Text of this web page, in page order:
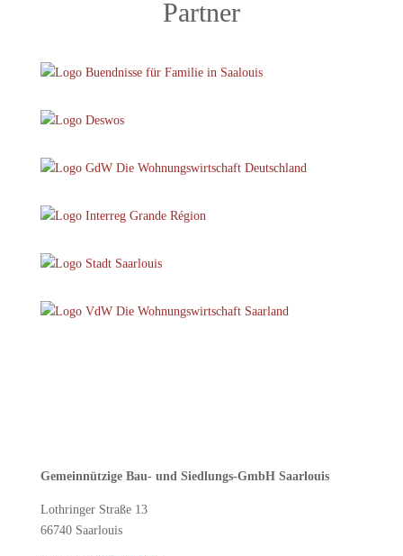
Partner
Gemeinnützige Bau- und Siedlungs-GmbH Saarlouis
Lothringer Straße 13
66740 Saarlouis